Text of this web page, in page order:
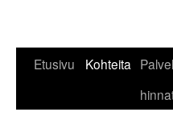
Перейти
Etusivu Kohteita